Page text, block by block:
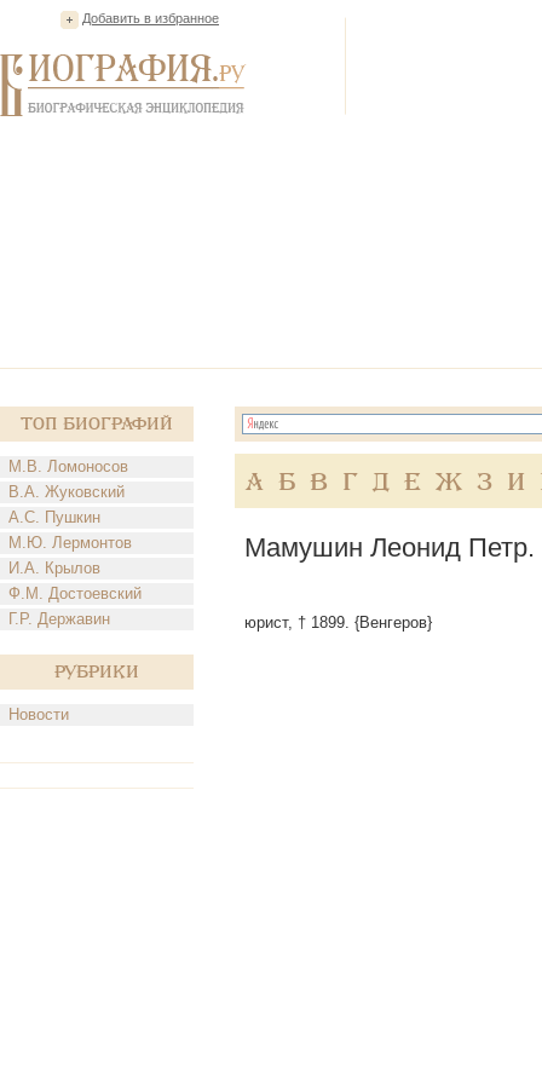
Добавить в избранное
Топ Биографий
М.В. Ломоносов
В.А. Жуковский
А.С. Пушкин
М.Ю. Лермонтов
И.А. Крылов
Ф.М. Достоевский
Г.Р. Державин
Рубрики
Новости
А Б В Г Д Е Ж З И
Мамушин Леонид Петр.
юрист, † 1899. {Венгеров}